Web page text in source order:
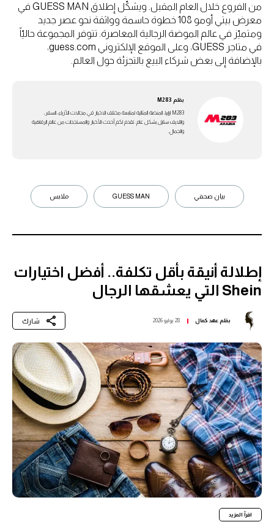
من الفروع خلال العام المقبل. ويشكّل إطلاق GUESS MAN في
معرض بيتي أومو 108 خطوة حاسمة وواثقة نحو عصر جديد
ومتميّز في عالم الموضة الرجالية المعاصرة. تتوفر المجموعة حاليّاً
في متاجر GUESS، وعلى الموقع الإلكتروني guess.com،
بالإضافة إلى بعض شركاء البيع بالتجزئة حول العالم.
بقلم M283
M283 ارابيا، المنصة المثالية لمتابعة مختلف الاخبار في مجالات الأزياء، السفر،
واللايف ستايل بشكل عام. تقدم لكم أحدث الأخبار والمستجدات من عالم الرفاهية
والجمال.
بيان صحفي GUESS MAN ملابس
إطلالة أنيقة بأقل تكلفة.. أفضل اختيارات
Shein التي يعشقها الرجال
بقلمعهد كمال 28 يوليو 2026 شارك
اقرأ المزيد